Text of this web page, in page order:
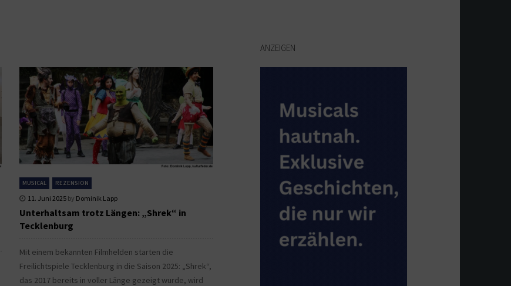
MUSICAL REZENSION
11. Juni 2025 by Dominik Lapp
Unterhaltsam trotz Längen: „Shrek“ in
Tecklenburg
Mit einem bekannten Filmhelden starten die
Freilichtspiele Tecklenburg in die Saison 2025: „Shrek“,
das 2017 bereits in voller Länge gezeigt wurde, wird
ANZEIGEN